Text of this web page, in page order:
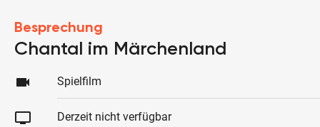
Besprechung
Chantal im Märchenland
videocam Spielfilm
tv Derzeit nicht verfügbar